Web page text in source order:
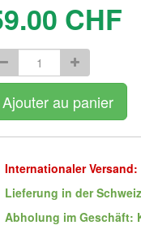
CHF
Ajouter au panier
Internationaler
Lieferung in der
Abholung im Geschäft: